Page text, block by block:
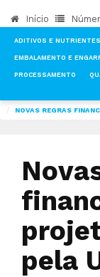
Início
ADITIVOS E NUTRIENTES
EMBALAMENTO E
PROCESSAMENTO
NOVAS REGRAS
pela